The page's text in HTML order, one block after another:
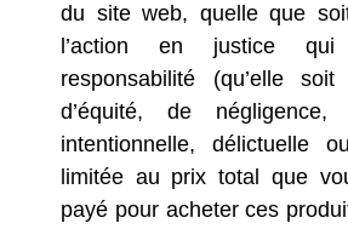
du site web, quelle que
l’action en justice
responsabilité (qu’elle soit
d’équité, de
intentionnelle, délictuelle
limitée au prix total que
payé pour acheter ces